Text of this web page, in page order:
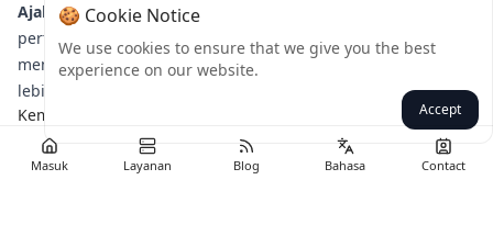
Masuk Layanan Blog Bahasa Contact
Ajakan Bertindak:Growth hack mana yang akan Anda coba
pertama kali? Komentar di bawah atau tag teman yang
membutuhkan strategi ini! Untuk wawasan media sosial 2025
lebih lanjut, ikuti halaman kami.
Kembali
🍪 Cookie Notice
We use cookies to ensure that we give you the best
experience on our website.
Accept